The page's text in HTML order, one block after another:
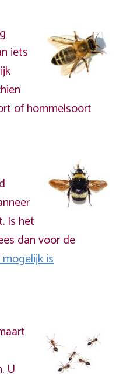
iets
of hommelsoort
Is het
dan voor de
is
U